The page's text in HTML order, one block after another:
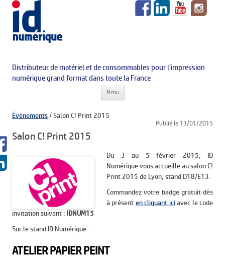
Distributeur de matériel et de consommables pour l’impression
numérique grand format dans toute la France
Menu Aller au contenu principal
Événements/Salon C! Print 2015
Publié le 13/01/2015
Salon C! Print 2015
Du 3 au 5 février 2015, ID
Numérique vous accueille au salon C!
Print 2015 de Lyon, stand D18/E13.
Commandez votre badge gratuit dès
à présent en cliquant iciavec le code
invitation suivant : IDNUM15
Sur le stand ID Numérique :
ATELIER PAPIER PEINT